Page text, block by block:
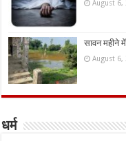
August 6,
सावन महीने में
August 6,
धर्म